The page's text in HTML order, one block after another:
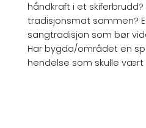
håndkraft i et
tradisjonsmat sammen?
sangtradisjon som bør
Har bygda/området en
hendelse som skulle